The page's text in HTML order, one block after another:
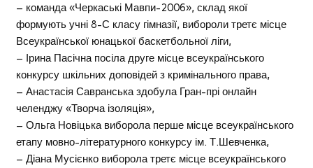
– команда «Черкаські Мавпи-2006», склад якої
формують учні 8-С класу гімназії, вибороли третє місце
Всеукраїнської юнацької баскетбольної ліги,
– Ірина Пасічна посіла друге місце всеукраїнського
конкурсу шкільних доповідей з кримінального права,
– Анастасія Савранська здобула Гран-прі онлайн
челенджу «Творча ізоляція»,
– Ольга Новіцька виборола перше місце всеукраїнського
етапу мовно-літературного конкурсу ім. Т.Шевченка,
– Діана Мусієнко виборола третє місце всеукраїнського